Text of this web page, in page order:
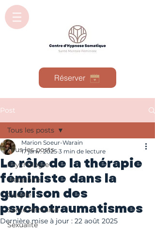
Réserver
Post
Tous les posts
Psychologie
Maternité
Couple
Santé féminine
Sexualité
Tous les posts
Le rôle de la thérapie
féministe dans la
guérison des
psychotraumatismes
Marion Soeur-Warain
17 janv. 2025 3 min de lecture
Dernière mise à jour : 22 août 2025